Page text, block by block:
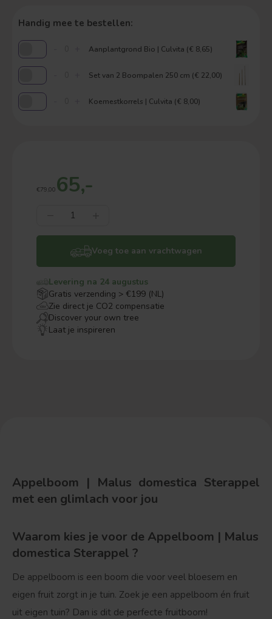
Handig mee te bestellen:
Aanplantgrond Bio | Culvita (€ 8,65)
Set van 2 Boompalen 250 cm (€ 22,00)
Koemestkorrels | Culvita (€ 8,00)
€79,00 65,-
Voeg toe aan vrachtwagen
Levering na 24 augustus
Gratis verzending > €199 (NL)
Zie direct je CO2 compensatie
Discover your own tree
Laat je inspireren
Appelboom | Malus domestica Sterappel
met een glimlach voor jou
Waarom kies je voor de Appelboom | Malus
domestica Sterappel ?
De appelboom is een boom die voor veel bloesem en
eigen fruit zorgt in je tuin. Zoek je een appelboom én fruit
uit eigen tuin? Dan is dit de perfecte fruitboom!